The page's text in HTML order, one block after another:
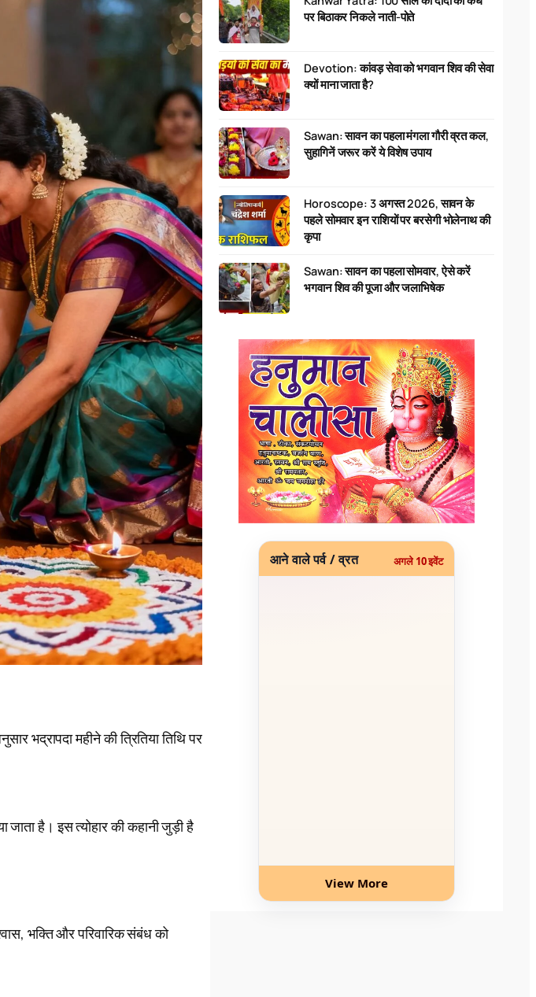
भद्रापदा महीने की त्रितिया तिथि पर
जाता है। इस त्योहार की कहानी जुड़ी है
भक्ति और परिवारिक संबंध को
पर बिठाकर निकले नाती-पोते
Devotion: कांवड़ सेवा को भगवान शिव की सेवा
क्यों माना जाता है?
Sawan: सावन का पहला मंगला गौरी व्रत कल,
सुहागिनें जरूर करें ये विशेष उपाय
Horoscope: 3 अगस्त 2026, सावन के
पहले सोमवार इन राशियों पर बरसेगी भोलेनाथ की
कृपा
Sawan: सावन का पहला सोमवार, ऐसे करें
भगवान शिव की पूजा और जलाभिषेक
आने वाले पर्व / व्रत अगले 10 इवेंट
View More